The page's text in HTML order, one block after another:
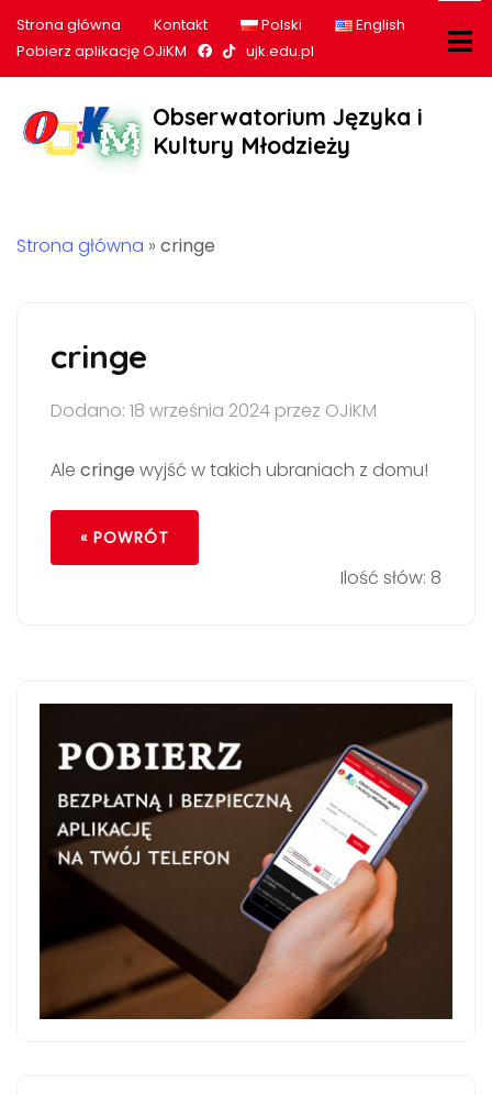
Strona główna Kontakt Polski
English
Pobierz aplikację OJiKM
Nasz profil na Facebook
Nasz profil na tiktok
ujk.edu.pl
Obserwatorium Języka i
Kultury Młodzieży
Strona główna » cringe
cringe
Dodano: 18 września 2024 przez OJiKM
Ale cringe wyjść w takich ubraniach z domu!
« POWRÓT
Ilość słów: 8